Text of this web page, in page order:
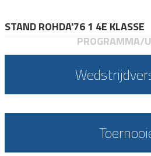
STAND ROHDA'76 1 4E KLASSE
PROGRAMMA/